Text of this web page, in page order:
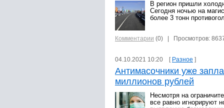
В регион пришли
Сегодня ночью на
более 3 тонн
Комментарии (0) | Просмотров:
04.10.2021 10:20 [ Разное ]
Антимасочники уже
миллионов рублей
Несмотря на
все равно игнорируют